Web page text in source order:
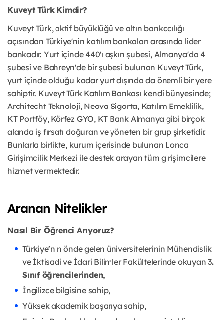
Kuveyt Türk Kimdir?
Kuveyt Türk, aktif büyüklüğü ve altın bankacılığı
açısından Türkiye'nin katılım bankaları arasında lider
bankadır. Yurt içinde 440'ı aşkın şubesi, Almanya'da 4
şubesi ve Bahreyn'de bir şubesi bulunan Kuveyt Türk,
yurt içinde olduğu kadar yurt dışında da önemli bir yere
sahiptir. Kuveyt Türk Katılım Bankası kendi bünyesinde;
Architecht Teknoloji, Neova Sigorta, Katılım Emeklilik,
KT Portföy, Körfez GYO, KT Bank Almanya gibi birçok
alanda iş fırsatı doğuran ve yöneten bir grup şirketidir.
Bunlarla birlikte, kurum içerisinde bulunan Lonca
Girişimcilik Merkezi ile destek arayan tüm girişimcilere
hizmet vermektedir.
Aranan Nitelikler
Nasıl Bir Öğrenci Arıyoruz?
Türkiye’nin önde gelen üniversitelerinin Mühendislik
ve İktisadi ve İdari Bilimler Fakültelerinde okuyan 3.
Sınıf öğrencilerinden,
İngilizce bilgisine sahip,
Yüksek akademik başarıya sahip,